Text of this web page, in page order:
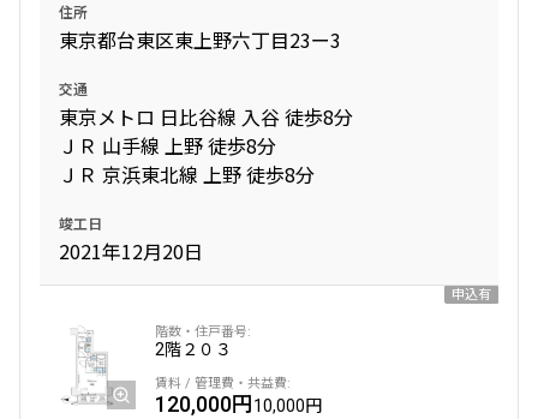
住所
東京都台東区東上野六丁目23ー3
交通
東京メトロ 日比谷線 入谷 徒歩8分
ＪＲ 山手線 上野 徒歩8分
ＪＲ 京浜東北線 上野 徒歩8分
竣工日
2021年12月20日
申込有
2階２０３
120,000円10,000円